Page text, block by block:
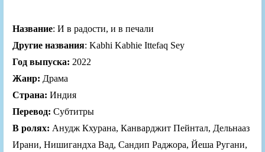
Название: И в радости, и в печали
Другие названия: Kabhi Kabhie Ittefaq Sey
Год выпуска: 2022
Жанр: Драма
Страна: Индия
Перевод: Субтитры
В ролях: Анудж Кхурана, Канварджит Пейнтал, Дельнааз
Ирани, Нишигандха Вад, Сандип Раджора, Йеша Ругани,